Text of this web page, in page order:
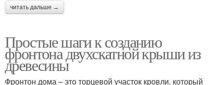
читать дальше →
Простые шаги к созданию
фронтона двухскатной крыши из
древесины
Фронтон дома – это торцевой участок кровли, который